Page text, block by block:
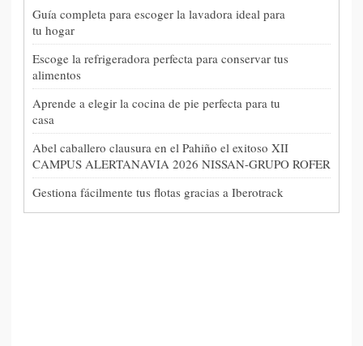
Guía completa para escoger la lavadora ideal para
tu hogar
Escoge la refrigeradora perfecta para conservar tus
alimentos
Aprende a elegir la cocina de pie perfecta para tu
casa
Abel caballero clausura en el Pahiño el exitoso XII
CAMPUS ALERTANAVIA 2026 NISSAN-GRUPO ROFER
Gestiona fácilmente tus flotas gracias a Iberotrack